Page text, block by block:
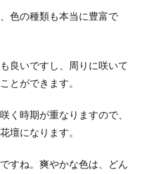
色の種類も本当に豊富で
良いですし、周りに咲いて
とができます。
く時期が重なりますので、
壇になります。
すね。爽やかな色は、どん